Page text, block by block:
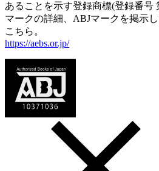
あることを示す登録商標(登録番号
マークの詳細、ABJマークを掲示
こちら。
https://aebs.or.jp/